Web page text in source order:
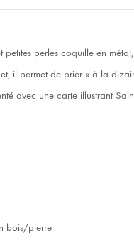
perles coquille en
il permet de prier « à la
avec une carte illustrant
bois/pierre